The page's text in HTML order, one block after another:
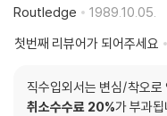
Routledge
1989.10.05.
첫번째 리뷰어가 되어주세요
직수입외서는 변심/착오로
취소수수료 20%가 부과됩